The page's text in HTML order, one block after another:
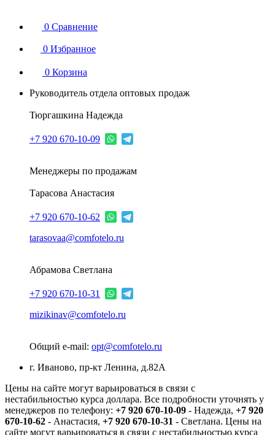
0 Сравнение
0 Избранное
0 Корзина
Руководитель отдела оптовых продаж
Тюргашкина Надежда
+7 920 670-10-09
Менеджеры по продажам
Тарасова Анастасия
+7 920 670-10-62
tarasovaa@comfotelo.ru
Абрамова Светлана
+7 920 670-10-31
mizikinav@comfotelo.ru
Общий e-mail: opt@comfotelo.ru
г. Иваново, пр-кт Ленина, д.82А
Цены на сайте могут варьироваться в связи с
нестабильностью курса доллара. Все подробности уточнять у
менеджеров по телефону: +7 920 670-10-09 - Надежда, +7 920
670-10-62 - Анастасия, +7 920 670-10-31 - Светлана. Цены на
сайте могут варьироваться в связи с нестабильностью курса